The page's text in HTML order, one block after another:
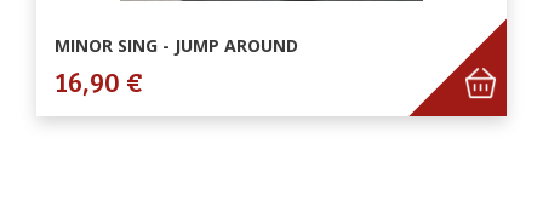
MINOR SING - JUMP AROUND
16,90 €